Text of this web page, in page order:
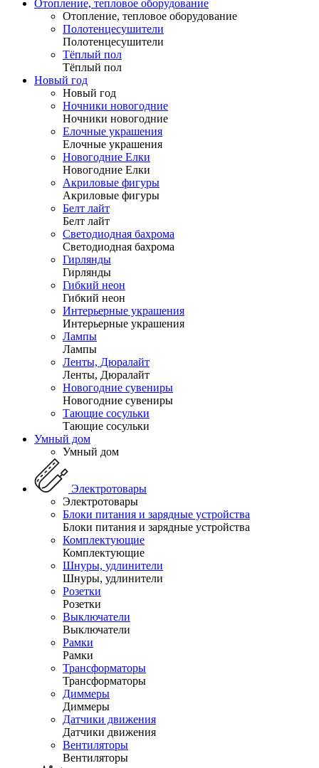
Отопление, тепловое оборудование
Отопление, тепловое оборудование
Полотенцесушители
Полотенцесушители
Тёплый пол
Тёплый пол
Новый год
Новый год
Ночники новогодние
Ночники новогодние
Елочные украшения
Елочные украшения
Новогодние Елки
Новогодние Елки
Акриловые фигуры
Акриловые фигуры
Белт лайт
Белт лайт
Светодиодная бахрома
Светодиодная бахрома
Гирлянды
Гирлянды
Гибкий неон
Гибкий неон
Интерьерные украшения
Интерьерные украшения
Лампы
Лампы
Ленты, Дюралайт
Ленты, Дюралайт
Новогодние сувениры
Новогодние сувениры
Тающие сосульки
Тающие сосульки
Умный дом
Умный дом
Электротовары
Электротовары
Блоки питания и зарядные устройства
Блоки питания и зарядные устройства
Комплектующие
Комплектующие
Шнуры, удлинители
Шнуры, удлинители
Розетки
Розетки
Выключатели
Выключатели
Рамки
Рамки
Трансформаторы
Трансформаторы
Диммеры
Диммеры
Датчики движения
Датчики движения
Вентиляторы
Вентиляторы